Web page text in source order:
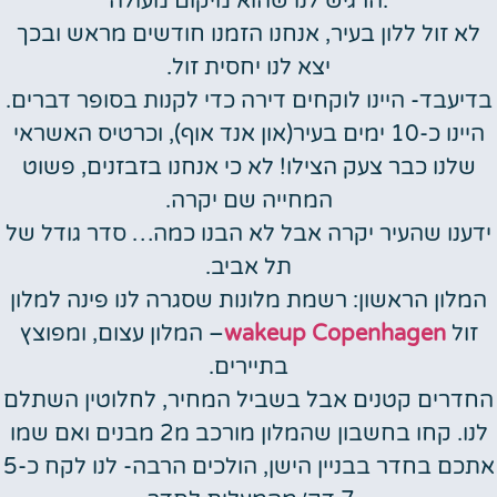
לא זול ללון בעיר, אנחנו הזמנו חודשים מראש ובכך
יצא לנו יחסית זול.
בדיעבד- היינו לוקחים דירה כדי לקנות בסופר דברים.
היינו כ-10 ימים בעיר(און אנד אוף), וכרטיס האשראי
שלנו כבר צעק הצילו! לא כי אנחנו בזבזנים, פשוט
המחייה שם יקרה.
ידענו שהעיר יקרה אבל לא הבנו כמה… סדר גודל של
תל אביב.
המלון הראשון: רשמת מלונות שסגרה לנו פינה למלון
זולwakeup Copenhagen– המלון עצום, ומפוצץ
בתיירים.
החדרים קטנים אבל בשביל המחיר, לחלוטין השתלם
לנו. קחו בחשבון שהמלון מורכב מ2 מבנים ואם שמו
אתכם בחדר בבניין הישן, הולכים הרבה- לנו לקח כ5-